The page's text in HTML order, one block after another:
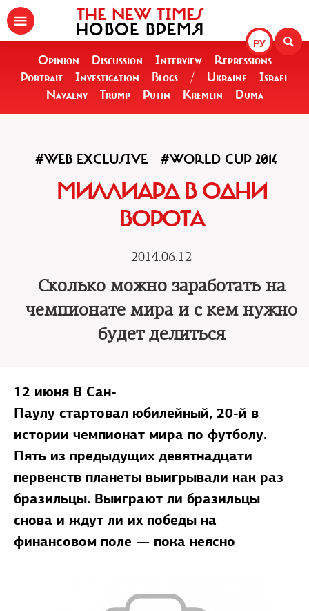
РУ
THE NEW TIMES
НОВОЕ ВРЕМЯ
Opinion Discussion Interview
Repressions
Portrait
Investigation Blogs / Ukraine
Israel
Navalny
Trump Putin Kremlin Duma
#WEB EXCLUSIVE #WORLD CUP 2014
МИЛЛИАРД В ОДНИ
ВОРОТА
2014.06.12
Сколько можно заработать на
чемпионате мира и с кем нужно
будет делиться
12 июня В Сан-
Паулу стартовал юбилейный, 20-й в
истории чемпионат мира по футболу.
Пять из предыдущих девятнадцати
первенств планеты выигрывали как раз
бразильцы. Выиграют ли бразильцы
снова и ждут ли их победы на
финансовом поле — пока неясно